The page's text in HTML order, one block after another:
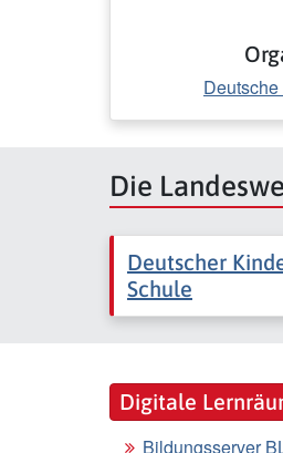
Die
Deutscher
Schule
Digitale
Bildungsserver